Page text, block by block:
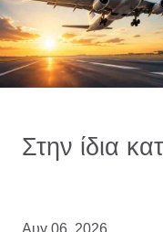
Στην ίδια
Αυγ 06, 2026